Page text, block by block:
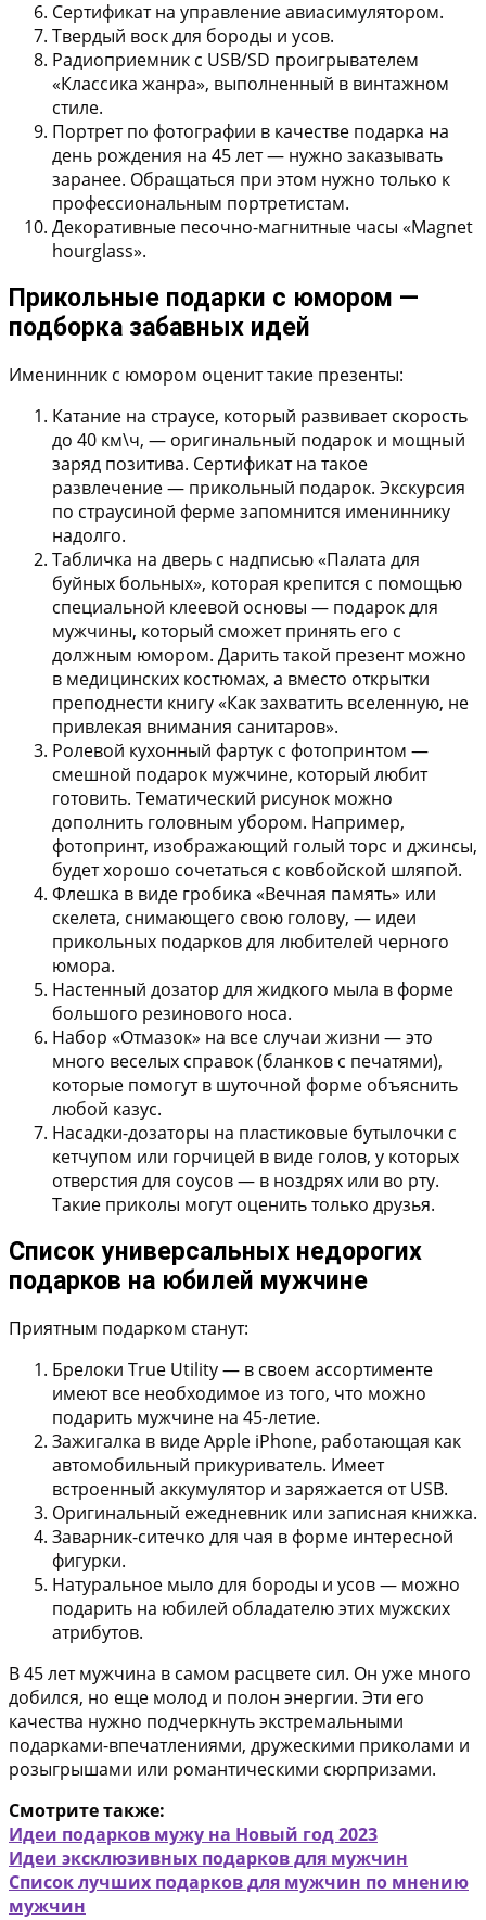
Сертификат на управление авиасимулятором.
Твердый воск для бороды и усов.
Радиоприемник с USB/SD проигрывателем
«Классика жанра», выполненный в винтажном
стиле.
Портрет по фотографии в качестве подарка на
день рождения на 45 лет — нужно заказывать
заранее. Обращаться при этом нужно только к
профессиональным портретистам.
Декоративные песочно-магнитные часы «Magnet
hourglass».
Прикольные подарки с юмором —
подборка забавных идей
Именинник с юмором оценит такие презенты:
Катание на страусе, который развивает скорость
до 40 км\ч, — оригинальный подарок и мощный
заряд позитива. Сертификат на такое
развлечение — прикольный подарок. Экскурсия
по страусиной ферме запомнится имениннику
надолго.
Табличка на дверь с надписью «Палата для
буйных больных», которая крепится с помощью
специальной клеевой основы — подарок для
мужчины, который сможет принять его с
должным юмором. Дарить такой презент можно
в медицинских костюмах, а вместо открытки
преподнести книгу «Как захватить вселенную, не
привлекая внимания санитаров».
Ролевой кухонный фартук с фотопринтом —
смешной подарок мужчине, который любит
готовить. Тематический рисунок можно
дополнить головным убором. Например,
фотопринт, изображающий голый торс и джинсы,
будет хорошо сочетаться с ковбойской шляпой.
Флешка в виде гробика «Вечная память» или
скелета, снимающего свою голову, — идеи
прикольных подарков для любителей черного
юмора.
Настенный дозатор для жидкого мыла в форме
большого резинового носа.
Набор «Отмазок» на все случаи жизни — это
много веселых справок (бланков с печатями),
которые помогут в шуточной форме объяснить
любой казус.
Насадки-дозаторы на пластиковые бутылочки с
кетчупом или горчицей в виде голов, у которых
отверстия для соусов — в ноздрях или во рту.
Такие приколы могут оценить только друзья.
Список универсальных недорогих
подарков на юбилей мужчине
Приятным подарком станут:
Брелоки True Utility— в своем ассортименте
имеют все необходимое из того, что можно
подарить мужчине на 45-летие.
Зажигалка в виде Apple iPhone, работающая как
автомобильный прикуриватель. Имеет
встроенный аккумулятор и заряжается от USB.
Оригинальный ежедневник или записная книжка.
Заварник-ситечко для чая в форме интересной
фигурки.
Натуральное мыло для бороды и усов— можно
подарить на юбилей обладателю этих мужских
атрибутов.
В 45 лет мужчина в самом расцвете сил. Он уже много
добился, но еще молод и полон энергии. Эти его
качества нужно подчеркнуть экстремальными
подарками-впечатлениями, дружескими приколами и
розыгрышами или романтическими сюрпризами.
Смотрите также:
Идеи подарков мужу на Новый год 2023
Идеи эксклюзивных подарков для мужчин
Список лучших подарков для мужчин по мнению
мужчин